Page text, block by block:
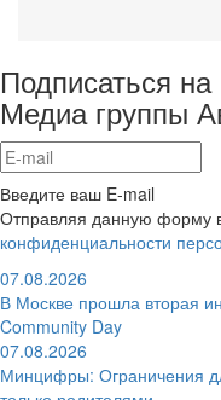
Подписаться
Медиа группы
Введите ваш E-mail
Отправляя данную форму
конфиденциальности
07.08.2026
В Москве прошла вторая
Community Day
07.08.2026
Минцифры: Ограничения